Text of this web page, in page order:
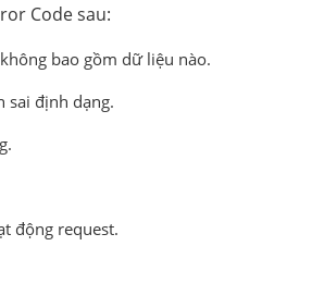
Code sau:
bao gồm dữ liệu nào.
sai định dạng.
động request.